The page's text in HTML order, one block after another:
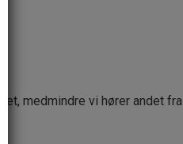
medmindre vi hører andet fra